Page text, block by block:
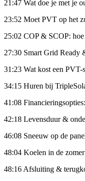
21:47 Wat doe je met je
23:52 Moet PVT op het
25:02 COP & SCOP:
27:30 Smart Grid Ready
31:23 Wat kost een PVT-
34:15 Huren bij
41:08
42:18 Levensduur &
46:08 Sneeuw op de
48:04 Koelen in de
48:16 Afsluiting &